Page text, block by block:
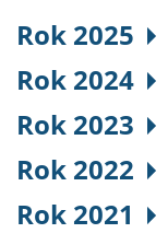
Rok 2025
Rok 2024
Rok 2023
Rok 2022
Rok 2021